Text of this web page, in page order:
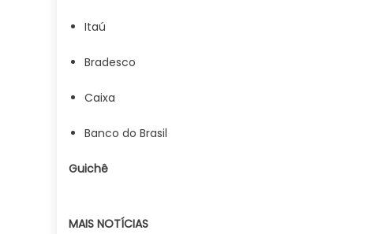
Itaú
Bradesco
Caixa
Banco do Brasil
Guichê
MAIS NOTÍCIAS